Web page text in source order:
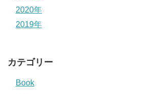
2020年
2019年
カテゴリー
Book